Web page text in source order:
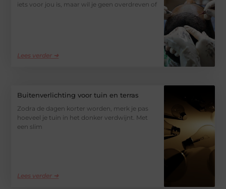
iets voor jou is, maar wil je geen overdreven of
Lees verder ➜
Buitenverlichting voor tuin en terras
Zodra de dagen korter worden, merk je pas
hoeveel je tuin in het donker verdwijnt. Met
een slim
Lees verder ➜